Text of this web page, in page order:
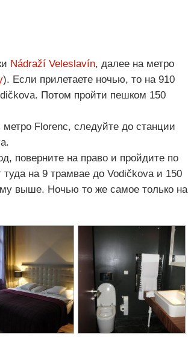
Nádraží Veleslavín, далее на метро
). Если прилетаете ночью, то на 910
Потом пройти пешком 150
метро Florenc, следуйте до станции
поверните на право и пройдите по
на 9 трамвае до Vodičkova и 150
выше. Ночью то же самое только на